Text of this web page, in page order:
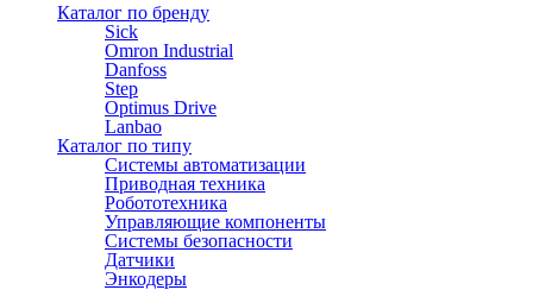
Каталог по бренду
Sick
Omron Industrial
Danfoss
Step
Optimus Drive
Lanbao
Каталог по типу
Системы автоматизации
Приводная техника
Робототехника
Управляющие компоненты
Системы безопасности
Датчики
Энкодеры